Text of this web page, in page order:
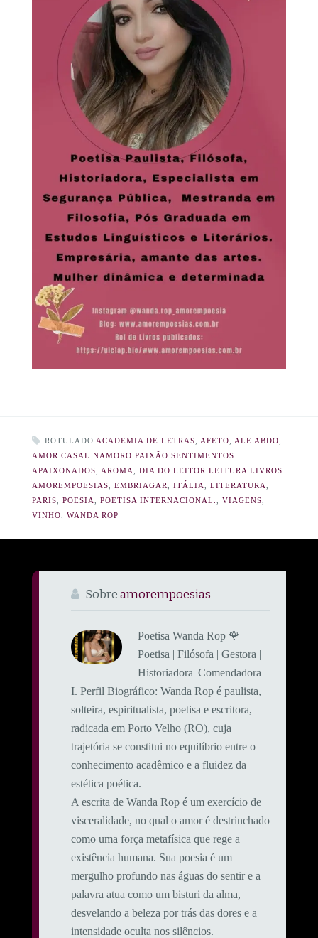
ROTULADO ACADEMIA DE LETRAS AFETO ALE ABDO
AMOR CASAL NAMORO PAIXÃO SENTIMENTOS
APAIXONADOS
AROMA
DIA DO LEITOR LEITURA LIVROS
AMOREMPOESIAS
EMBRIAGAR ITÁLIA LITERATURA
PARIS
POESIA POETISA INTERNACIONAL. VIAGENS
VINHO
WANDA ROP
Sobre amorempoesias
Poetisa Wanda Rop 🌹
Poetisa | Filósofa | Gestora |
Historiadora| Comendadora
​I. Perfil Biográfico: ​Wanda Rop é paulista,
solteira, espiritualista, poetisa e escritora,
radicada em Porto Velho (RO), cuja
trajetória se constitui no equilíbrio entre o
conhecimento acadêmico e a fluidez da
estética poética.
A escrita de Wanda Rop é um exercício de
visceralidade, no qual o amor é destrinchado
como uma força metafísica que rege a
existência humana. Sua poesia é um
mergulho profundo nas águas do sentir e a
palavra atua como um bisturi da alma,
desvelando a beleza por trás das dores e a
intensidade oculta nos silêncios.